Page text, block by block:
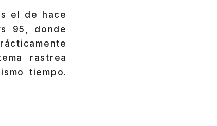
el de hace
95, donde
rastrea
tiempo.